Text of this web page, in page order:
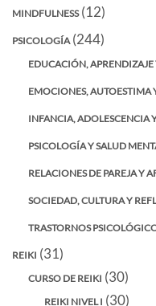
MINDFULNESS(12)
PSICOLOGÍA (244)
EDUCACIÓN, APRENDIZAJE
EMOCIONES, AUTOESTIMA
INFANCIA, ADOLESCENCIA
PSICOLOGÍA Y SALUD
RELACIONES DE PAREJA Y
SOCIEDAD, CULTURA Y
TRASTORNOS
REIKI (31)
CURSO DE REIKI (30)
REIKI NIVEL I (30)